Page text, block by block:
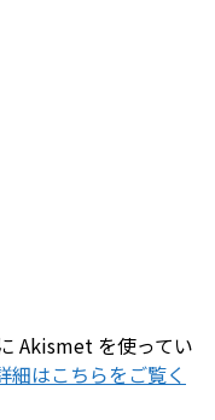
Akismet を使ってい
細はこちらをご覧く